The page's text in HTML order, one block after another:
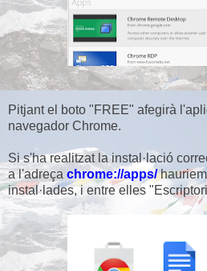
Pitjant el boto "FREE" afegirà
navegador Chrome.
Si s'ha realitzat la instal·lació
a l'adreça chrome://apps/
instal·lades, i entre elles